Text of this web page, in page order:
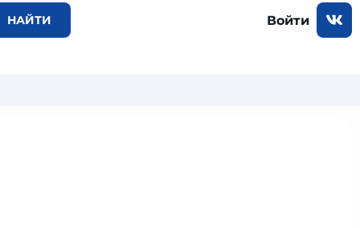
Войти